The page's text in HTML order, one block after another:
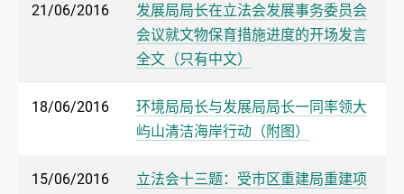
21/06/2016
发展局局长在立法会发展事务委员会
会议就文物保育措施进度的开场发言
全文（只有中文）
18/06/2016
环境局局长与发展局局长一同率领大
屿山清洁海岸行动（附图）
15/06/2016
立法会十三题：受市区重建局重建项